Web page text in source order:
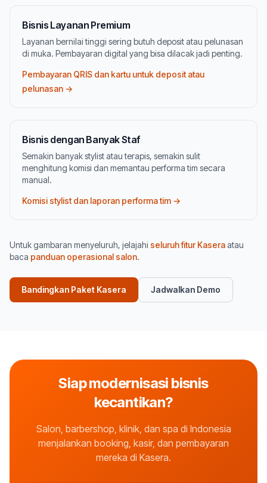
Bisnis Layanan Premium
Layanan bernilai tinggi sering butuh deposit atau pelunasan
di muka. Pembayaran digital yang bisa dilacak jadi penting.
Pembayaran QRIS dan kartu untuk deposit atau
pelunasan →
Bisnis dengan Banyak Staf
Semakin banyak stylist atau terapis, semakin sulit
menghitung komisi dan memantau performa tim secara
manual.
Komisi stylist dan laporan performa tim →
Untuk gambaran menyeluruh, jelajahi seluruh fitur Kaseraatau
baca panduan operasional salon.
Bandingkan Paket Kasera Jadwalkan Demo
Siap modernisasi bisnis
kecantikan?
Salon, barbershop, klinik, dan spa di Indonesia
menjalankan booking, kasir, dan pembayaran
mereka di Kasera.